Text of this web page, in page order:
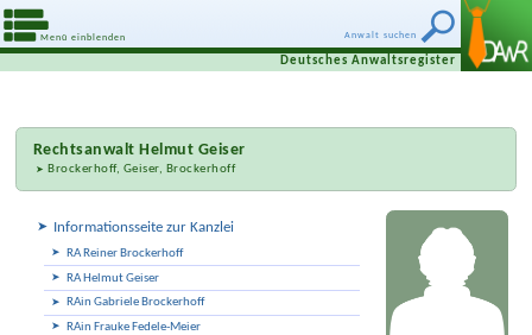
Anwalt suchen
Menü einblenden
Deutsches Anwaltsregister
RechtsanwaltHelmut Geiser
Brockerhoff, Geiser, Brockerhoff
Informationsseite zur Kanzlei
RA Reiner Brockerhoff
RA Helmut Geiser
RAin Gabriele Brockerhoff
RAin Frauke Fedele-Meier